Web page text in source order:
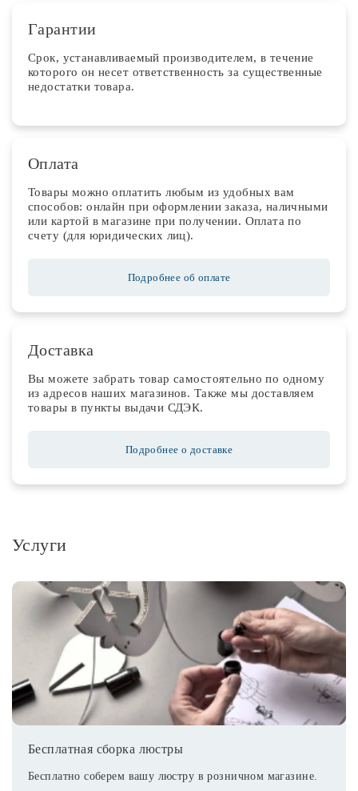
Гарантии
Срок, устанавливаемый производителем, в течение
которого он несет ответственность за существенные
недостатки товара.
Оплата
Товары можно оплатить любым из удобных вам
способов: онлайн при оформлении заказа, наличными
или картой в магазине при получении. Оплата по
счету (для юридических лиц).
Подробнее об оплате
Доставка
Вы можете забрать товар самостоятельно по одному
из адресов наших магазинов. Также мы доставляем
товары в пункты выдачи СДЭК.
Подробнее о доставке
Услуги
Бесплатная сборка люстры
Бесплатно соберем вашу люстру в розничном магазине.